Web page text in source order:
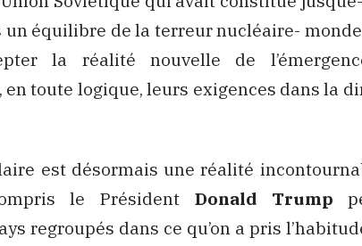
un équilibre de la terreur nucléaire-
la réalité nouvelle de
toute logique, leurs exigences dans la
est désormais une réalité
le Président Donald Trump
regroupés dans ce qu’on a pris